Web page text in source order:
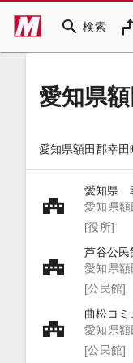
search 検索
愛知県
愛知県額田郡幸田
愛知県
愛知県額
[役所]
芦谷公民
愛知県額
[公民館]
曲松コミ
愛知県
[公民館]